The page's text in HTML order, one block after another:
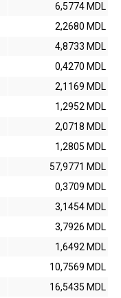
6,5774 MDL
2,2680 MDL
4,8733 MDL
0,4270 MDL
2,1169 MDL
1,2952 MDL
2,0718 MDL
1,2805 MDL
57,9771 MDL
0,3709 MDL
3,1454 MDL
3,7926 MDL
1,6492 MDL
10,7569 MDL
16,5435 MDL